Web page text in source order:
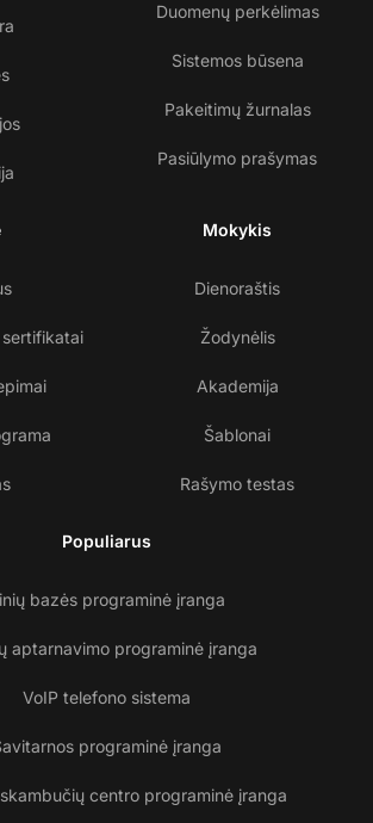
Duomenų perkėlimas
Sistemos būsena
Pakeitimų žurnalas
Pasiūlymo prašymas
Mokykis
Dienoraštis
Žodynėlis
Akademija
Šablonai
Rašymo testas
Populiarus
bazės programinė įranga
aptarnavimo programinė įranga
VoIP telefono sistema
programinė įranga
centro programinė įranga